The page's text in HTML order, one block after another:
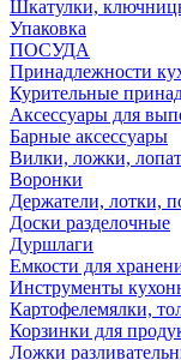
Шкатулки,
Упаковка
ПОСУДА
Принадлежности
Курительные
Аксессуары для
Барные аксессуары
Вилки, ложки,
Воронки
Держатели, лотки,
Доски разделочные
Дуршлаги
Емкости для
Инструменты
Картофелемялки,
Корзинки для
Ложки